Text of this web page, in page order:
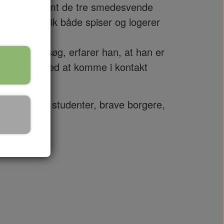
Rikke samt de tre smedesvende
både spiser og logerer
på besøg, erfarer han, at han er
ham med at komme i kontakt
muntre studenter, brave borgere,